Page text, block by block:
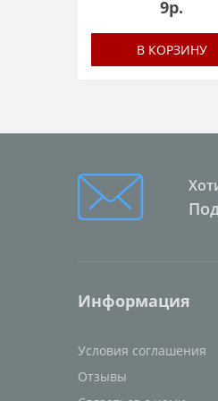
9р.
В КОРЗИНУ
Информация
Условия соглашения
Отзывы